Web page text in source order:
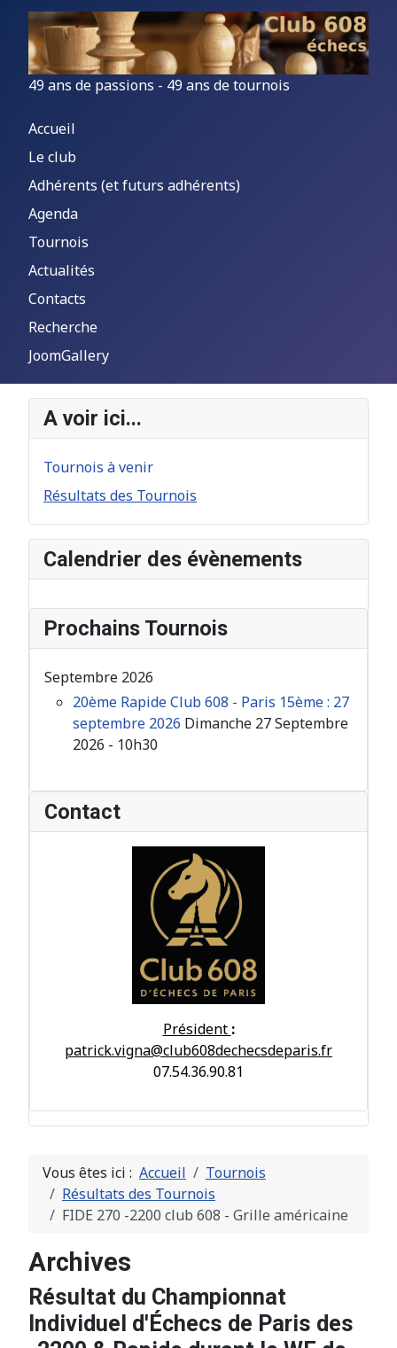
49 ans de passions - 49 ans de tournois
Accueil
Le club
Adhérents (et futurs adhérents)
Agenda
Tournois
Actualités
Contacts
Recherche
JoomGallery
A voir ici...
Tournois à venir
Résultats des Tournois
Calendrier des évènements
Prochains Tournois
Septembre 2026
20ème Rapide Club 608 - Paris 15ème : 27
septembre 2026 Dimanche 27 Septembre
2026 - 10h30
Contact
Président :
patrick.vigna@club608dechecsdeparis.fr
07.54.36.90.81
Vous êtes ici : Accueil
Tournois
Résultats des Tournois
FIDE 270 -2200 club 608 - Grille américaine
Archives
Résultat du Championnat
Individuel d'Échecs de Paris des